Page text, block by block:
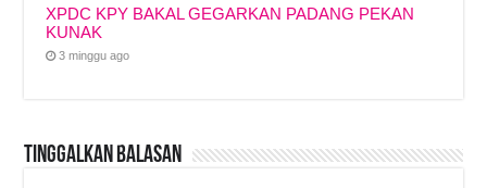
XPDC KPY BAKAL GEGARKAN PADANG PEKAN
KUNAK
3 minggu ago
Tinggalkan Balasan